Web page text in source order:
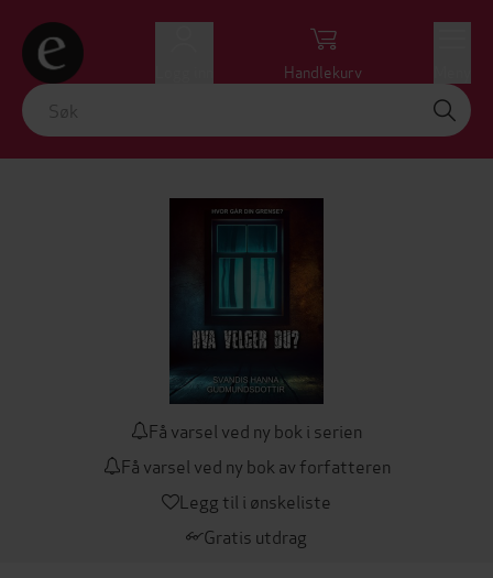
Handlekurv
Få varsel ved ny bok i serien
Få varsel ved ny bok av forfatteren
Legg til i ønskeliste
Gratis utdrag